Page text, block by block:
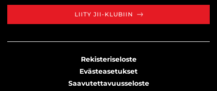
LIITY JII-KLUBIIN
Rekisteriseloste
Evästeasetukset
Saavutettavuusseloste